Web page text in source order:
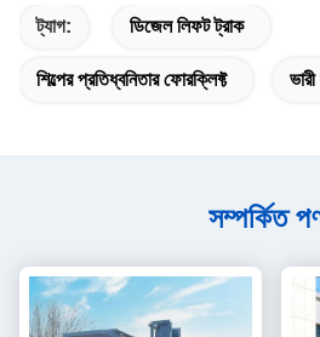
ট্যাগ: ডিজেল লিফট ট্রাক
শিল্পের প্রতিধ্বনিতার ফোরক্লিফ্ট
সম্পর্কিত